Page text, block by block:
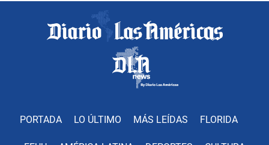
PORTADA LO ÚLTIMO MÁS LEÍDAS FLORIDA